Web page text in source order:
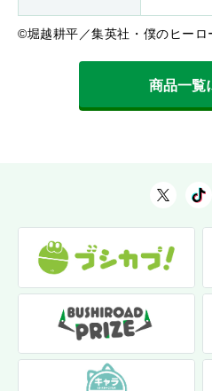
©堀越耕平／集英社・僕のヒー
商品一覧